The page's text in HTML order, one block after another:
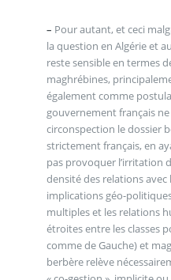
– Pour autant, et ceci
la question en Algérie et
reste sensible en termes
maghrébines,
également comme
gouvernement français ne
circonspection le dossier
strictement français, en
pas provoquer l’irritation
densité des relations avec
implications géo-
multiples et les relations
étroites entre les classes
comme de Gauche) et
berbère relève